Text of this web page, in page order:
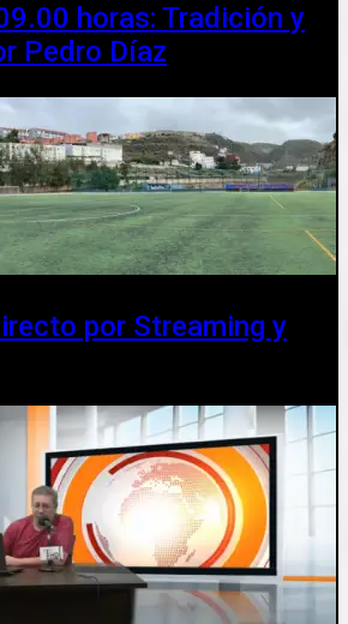
horas: Tradición y
Pedro Díaz
por Streaming y